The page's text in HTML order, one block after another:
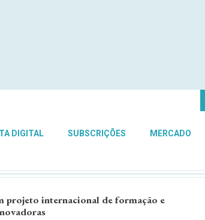
DIGITAL SUBSCRIÇÕES MERCADO
projeto internacional de formação e